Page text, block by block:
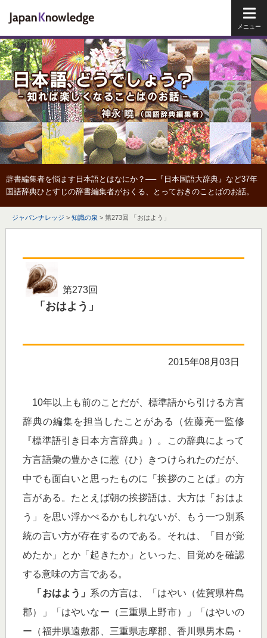
辞書編集者を悩ます日本語とはなにか？──『日本国語大辞典』など37年
国語辞典ひとすじの辞書編集者がおくる、とっておきのことばのお話。
ジャパンナレッジ > 知識の泉 > 第273回 「おはよう」
第273回
「おはよう」
2015年08月03日
10年以上も前のことだが、標準語から引ける方言
辞典の編集を担当したことがある（佐藤亮一監修
『標準語引き日本方言辞典』）。この辞典によって
方言語彙の豊かさに惹（ひ）きつけられたのだが、
中でも面白いと思ったものに「挨拶のことば」の方
言がある。たとえば朝の挨拶語は、大方は「おはよ
う」を思い浮かべるかもしれないが、もう一つ別系
統の言い方が存在するのである。それは、「目が覚
めたか」とか「起きたか」といった、目覚めを確認
する意味の方言である。
「おはよう」 系の方言は、「はやい（佐賀県杵島
郡）」「はやいなー（三重県上野市）」「はやいの
ー（福井県遠敷郡、三重県志摩郡、香川県男木島・